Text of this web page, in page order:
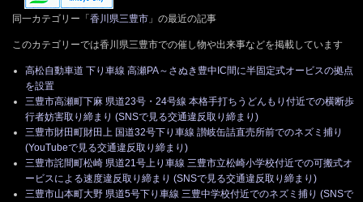
同一カテゴリー「香川県三豊市 」の最近の記事
このカテゴリーでは香川県三豊市での催し物や出来事などを掲載しています
高松自動車道 下り車線 高瀬PA～さぬき豊中IC間に半固定式オービスの拠点
を設置
三豊市高瀬町下麻 県道23号・24号線 本格手打ちうどんもり付近での横断歩
行者妨害取り締まり (SNSで見る交通違反取り締まり)
三豊市財田町財田上 国道32号下り車線 讃岐缶詰直売所前でのネズミ捕り
(YouTubeで見る交通違反取り締まり)
三豊市詫間町松崎 県道21号上り車線 三豊市立松崎小学校付近での可搬式オ
ービスによる速度違反取り締まり (SNSで見る交通違反取り締まり)
三豊市山本町大野 県道5号下り車線 三豊中学校付近でのネズミ捕り (SNSで